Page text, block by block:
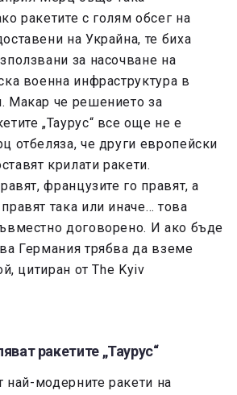
ракетите с голям обсег на
на Украйна, те биха
за насочване на
военна инфраструктура в
Макар че решението за
„Таурус“ все още не е
отбеляза, че други европейски
крилати ракети.
французите го правят, а
така или иначе… това
договорено. И ако бъде
Германия трябва да вземе
цитиран от The Kyiv
ракетите „Таурус“
най-модерните ракети на